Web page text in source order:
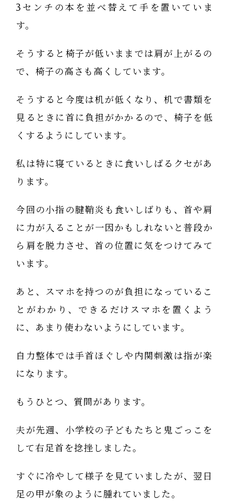
3センチの本を並べ替えて手を置いていま
す。
そうすると椅子が低いままでは肩が上がるの
で、椅子の高さも高くしています。
そうすると今度は机が低くなり、机で書類を
見るときに首に負担がかかるので、椅子を低
くするようにしています。
私は特に寝ているときに食いしばるクセがあ
ります。
今回の小指の腱鞘炎も食いしばりも、首や肩
に力が入ることが一因かもしれないと普段か
ら肩を脱力させ、首の位置に気をつけてみて
います。
あと、スマホを持つのが負担になっているこ
とがわかり、できるだけスマホを置くよう
に、あまり使わないようにしています。
自力整体では手首ほぐしや内関刺激は指が楽
になります。
もうひとつ、質問があります。
夫が先週、小学校の子どもたちと鬼ごっこを
して右足首を捻挫しました。
すぐに冷やして様子を見ていましたが、翌日
足の甲が象のように腫れていました。